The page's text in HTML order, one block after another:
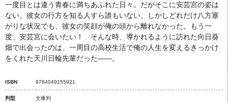
一度目とは違う青春に満ちあふれた日々。だがそこに安芸宮の姿は
ない。彼女の行方を知る人すら誰もいない。しかしどれだけ八方塞
がりな状況でも、彼女の笑顔が俺の頭から離れなかった。もう一
度、安芸宮に会いたい！ そんな時、導かれるように訪れた向日葵
畑で出会ったのは、一周目の高校生活で俺の人生を変えるきっかけ
をくれた天川日輪先輩だった――。
ISBN 9784049155921
判型 文庫判